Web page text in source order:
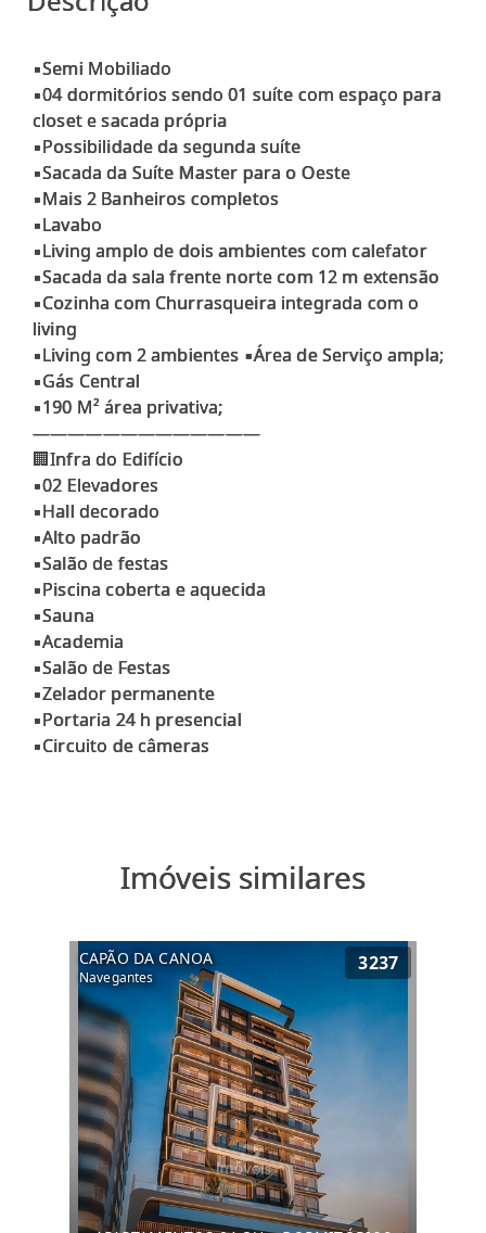
▪️Semi Mobiliado
▪️04 dormitórios sendo 01 suíte com espaço para
closet e sacada própria
▪️Possibilidade da segunda suíte
▪️Sacada da Suíte Master para o Oeste
▪️Mais 2 Banheiros completos
▪️Lavabo
▪️Living amplo de dois ambientes com calefator
▪️Sacada da sala frente norte com 12 m extensão
▪️Cozinha com Churrasqueira integrada com o
living
▪️Living com 2 ambientes ▪️Área de Serviço ampla;
▪️Gás Central
▪️190 M² área privativa;
—————————————
🏢Infra do Edifício
▪️02 Elevadores
▪️Hall decorado
▪️Alto padrão
▪️Salão de festas
▪️Piscina coberta e aquecida
▪️Sauna
▪️Academia
▪️Salão de Festas
▪️Zelador permanente
▪️Portaria 24 h presencial
Imóveis similares
CAPÃO DA CANOA
Navegantes
3237